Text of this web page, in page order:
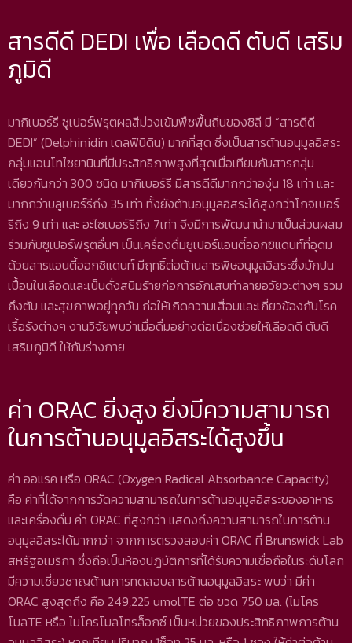
สารดีดี DEDI เพื่อ เลือดดี ตับดี เสริม
ภูมิดี
มากิเบอร์รี ซูเปอร์ฟรุตผลสีม่วงเข้มพืชพื้นถิ่นของชิลี มี “สารดีดี
DEDI” (Delphinidin เดลฟินิดิน) มากที่สุด ซึ่งเป็นสารต้านอนุมูลอิสระ
กลุ่มแอนโทไซยานินที่มีประสิทธิภาพสูงที่สุดเมื่อเทียบกับสารกลุ่ม
เดียวกันกว่า 300 ชนิด มากิเบอร์รี มีสารดีดีมากกว่าองุ่น 18 เท่า และ
มากกว่าบลูเบอร์รีถึง 35 เท่า ทั้งยังต้านอนุมูลอิสระได้สูงกว่าโกจิเบอร์
รีถึง 9 เท่า และ อะไซเบอร์รีถึง 7เท่า จึงมีการพัฒนานำมาเป็นส่วนผสม
ร่วมกับซูเปอร์ฟรุตอื่นๆ เป็นเครื่องดื่มซูเปอร์แอนตี้ออกซิแดนท์ที่อุดม
ด้วยสารแอนตี้ออกซิแดนท์ มีฤทธิ์ต่อต้านสารพิษอนุมูลอิสระซึ่งมักปน
เปื้อนในเลือดและเป็นดั่งสนิมร้ายก่อการอักเสบทำลายอวัยวะต่างๆ รวม
ถึงตับ และสุขภาพอยู่ทุกวัน ก่อให้เกิดความเสื่อมและเกี่ยวข้องกับโรค
เรื้อรังต่างๆ งานวิจัยพบว่าเมื่อดื่มอย่างต่อเนื่องช่วยให้เลือดดี ตับดี
เสริมภูมิดี ให้กับร่างกาย
ค่า ORAC ยิ่งสูง ยิ่งมีความสามารถ
ในการต้านอนุมูลอิสระได้สูงขึ้น
ค่า ออแรค หรือ ORAC (Oxygen Radical Absorbance Capacity)
คือ ค่าที่ได้จากการวัดความสามารถในการต้านอนุมูลอิสระของอาหาร
และเครื่องดื่ม ค่า ORAC ที่สูงกว่า แสดงถึงความสามารถในการต้าน
อนุมูลอิสระได้มากกว่า จากการตรวจสอบค่า ORAC ที่ Brunswick Lab
สหรัฐอเมริกา ซึ่งถือเป็นห้องปฏิบัติการที่ได้รับความเชื่อถือในระดับโลก
มีความเชี่ยวชาญด้านการทดสอบสารต้านอนุมูลอิสระ พบว่า มีค่า
ORAC สูงสุดถึง คือ 249,225 umolTE ต่อ ขวด 750 มล. (ไมโคร
โมลTE หรือ ไมโครโมลโทรล็อกซ์ เป็นหน่วยของประสิทธิภาพการต้าน